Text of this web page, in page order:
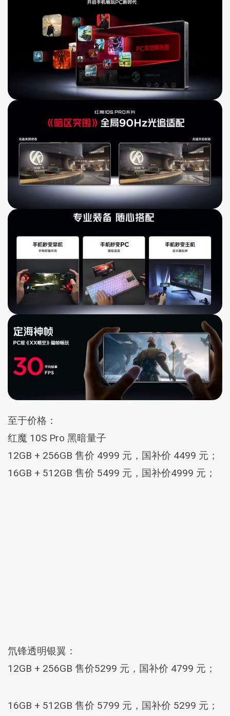
至于价格：
红魔 10S Pro 黑暗量子
12GB + 256GB 售价 4999 元，国补价 4499 元；
16GB + 512GB 售价 5499 元，国补价4999 元；
氘锋透明银翼：
12GB + 256GB 售价5299 元，国补价 4799 元；
16GB + 512GB 售价 5799 元，国补价 5299 元；